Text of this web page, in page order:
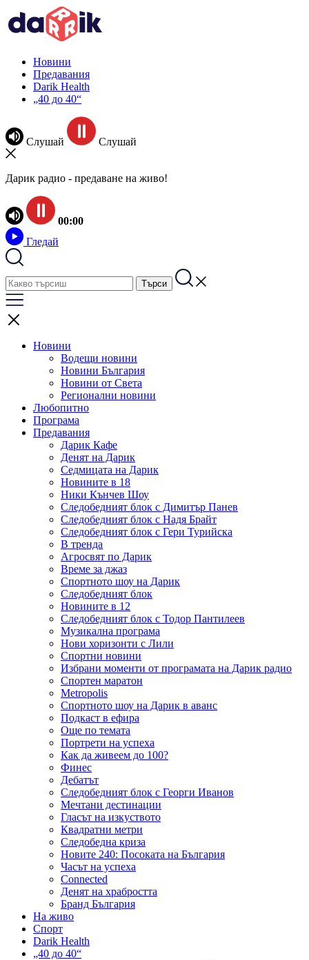
Новини
Предавания
Darik Health
„40 до 40“
Слушай Слушай
Дарик радио - предаване на живо!
00:00
Гледай
Новини
Водещи новини
Новини България
Новини от Света
Регионални новини
Любопитно
Програма
Предавания
Дарик Кафе
Денят на Дарик
Седмицата на Дарик
Новините в 18
Ники Кънчев Шоу
Следобедният блок с Димитър Панев
Следобедният блок с Надя Брайт
Следобедният блок с Гери Турийска
В тренда
Агросвят по Дарик
Време за джаз
Спортното шоу на Дарик
Следобедният блок
Новините в 12
Следобедният блок с Тодор Пантилеев
Музикална програма
Нови хоризонти с Лили
Спортни новини
Избрани моменти от програмата на Дарик радио
Спортен маратон
Metropolis
Спортното шоу на Дарик в аванс
Подкаст в ефира
Още по темата
Портрети на успеха
Как да живеем до 100?
Финес
Дебатът
Следобедният блок с Георги Иванов
Мечтани дестинации
Гласът на изкуството
Квадратни метри
Следобедна криза
Новите 240: Посоката на България
Часът на успеха
Connected
Денят на храбростта
Бранд България
На живо
Спорт
Darik Health
„40 до 40“